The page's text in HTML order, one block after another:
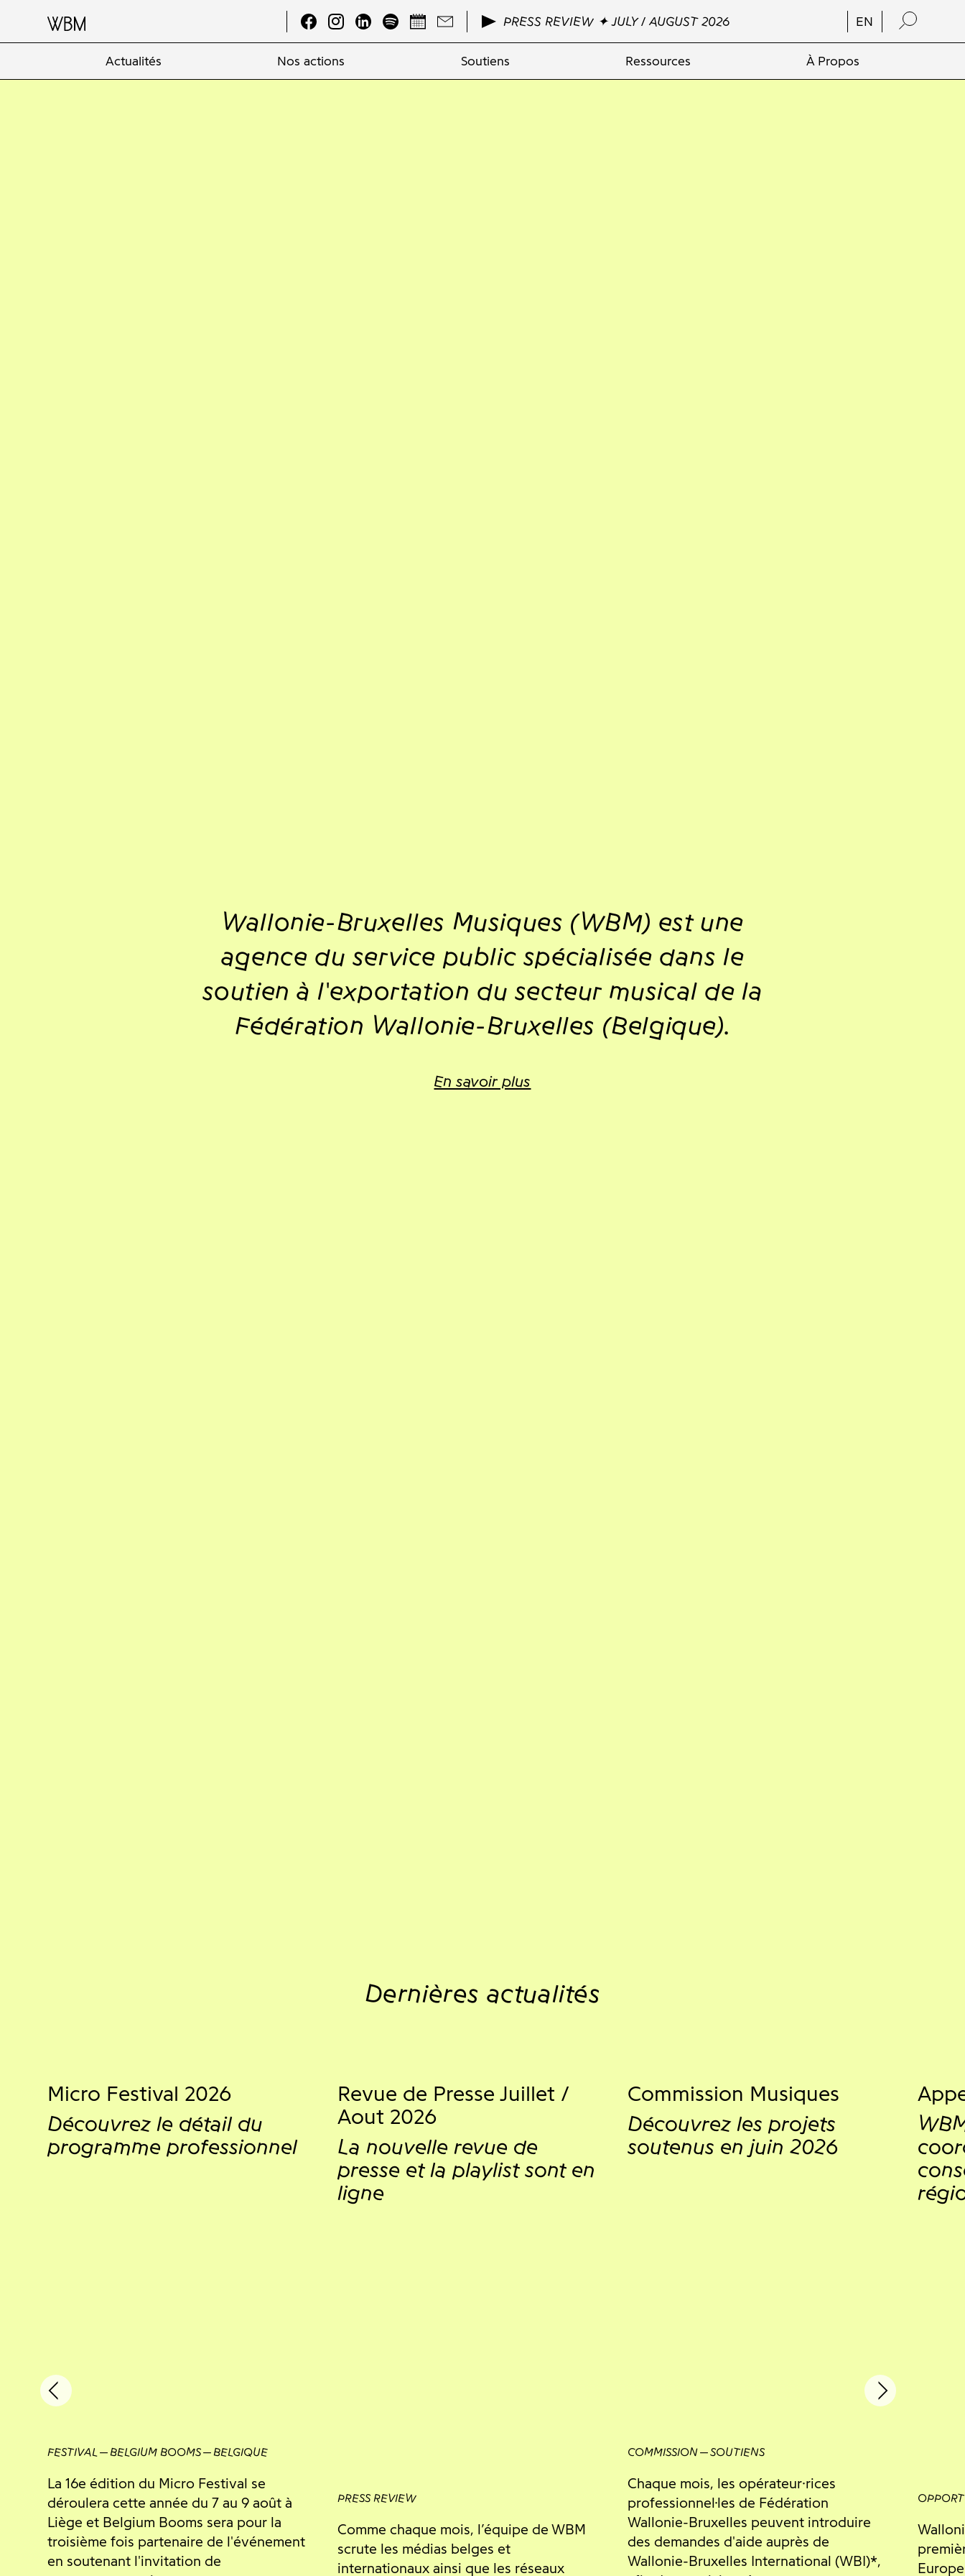
PRESS REVIEW ✦ JULY / AUGUST 2026 EN
Actualités Nos actions Soutiens Ressources À Propos
Wallonie-Bruxelles Musiques (WBM) est une
agence du service public spécialisée dans le
soutien à l'exportation du secteur musical de la
Fédération Wallonie-Bruxelles (Belgique).
En savoir plus
Dernières actualités
Micro Festival 2026
Découvrez le détail du
programme professionnel
FESTIVAL BELGIUM BOOMS BELGIQUE
La 16e édition du Micro Festival se
déroulera cette année du 7 au 9 août à
Liège et Belgium Booms sera pour la
troisième fois partenaire de l'événement
en soutenant l'invitation de
Revue de Presse Juillet /
Aout 2026
La nouvelle revue de
presse et la playlist sont en
ligne
PRESS REVIEW
Comme chaque mois, l’équipe de WBM
scrute les médias belges et
internationaux ainsi que les réseaux
Commission Musiques
Découvrez les projets
soutenus en juin 2026
COMMISSION SOUTIENS
Chaque mois, les opérateur·rices
professionnel·les de Fédération
Wallonie-Bruxelles peuvent introduire
des demandes d'aide auprès de
Wallonie-Bruxelles International (WBI)*,